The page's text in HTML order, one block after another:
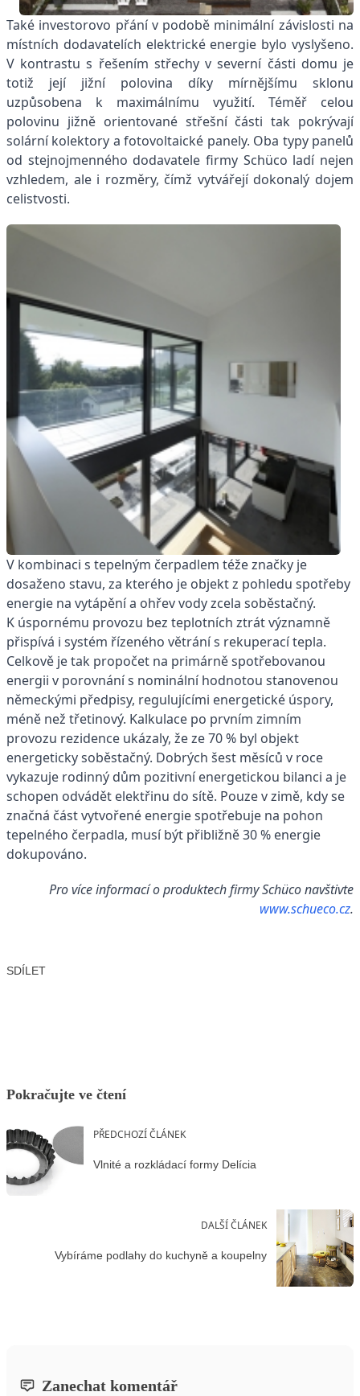
Také investorovo přání v podobě minimální závislosti na
místních dodavatelích elektrické energie bylo vyslyšeno.
V kontrastu s řešením střechy v severní části domu je
totiž její jižní polovina díky mírnějšímu sklonu
uzpůsobena k maximálnímu využití. Téměř celou
polovinu jižně orientované střešní části tak pokrývají
solární kolektory a fotovoltaické panely. Oba typy panelů
od stejnojmenného dodavatele firmy Schüco ladí nejen
vzhledem, ale i rozměry, čímž vytvářejí dokonalý dojem
celistvosti.
V kombinaci s tepelným čerpadlem téže značky je
dosaženo stavu, za kterého je objekt z pohledu spotřeby
energie na vytápění a ohřev vody zcela soběstačný.
K úspornému provozu bez teplotních ztrát významně
přispívá i systém řízeného větrání s rekuperací tepla.
Celkově je tak propočet na primárně spotřebovanou
energii v porovnání s nominální hodnotou stanovenou
německými předpisy, regulujícími energetické úspory,
méně než třetinový. Kalkulace po prvním zimním
provozu rezidence ukázaly, že ze 70 % byl objekt
energeticky soběstačný. Dobrých šest měsíců v roce
vykazuje rodinný dům pozitivní energetickou bilanci a je
schopen odvádět elektřinu do sítě. Pouze v zimě, kdy se
značná část vytvořené energie spotřebuje na pohon
tepelného čerpadla, musí být přibližně 30 % energie
dokupováno.
Pro více informací o produktech firmy Schüco navštivte
www.schueco.cz.
SDÍLET
Pokračujte ve čtení
PŘEDCHOZÍ ČLÁNEK
Vlnité a rozkládací formy Delícia
DALŠÍ ČLÁNEK
Vybíráme podlahy do kuchyně a koupelny
Zanechat komentář